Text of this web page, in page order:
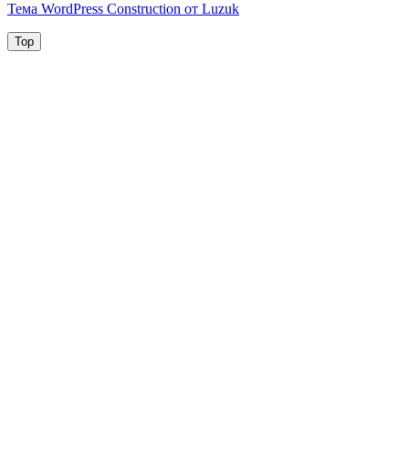
Тема WordPress Construction от Luzuk
Top